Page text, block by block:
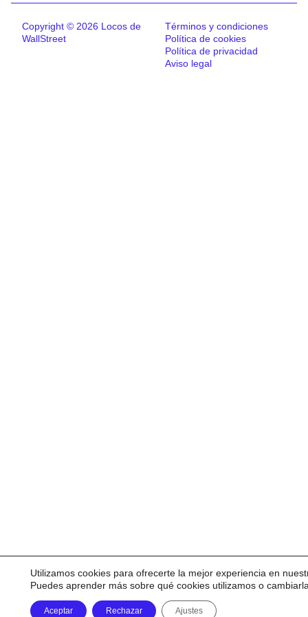
Copyright © 2026 Locos de
WallStreet
Términos y condiciones
Política de cookies
Política de privacidad
Aviso legal
Utilizamos cookies para ofrecerte la mejor experiencia en
Puedes aprender más sobre qué cookies utilizamos o
Aceptar Rechazar Ajustes